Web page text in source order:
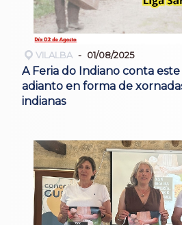
VILALBA 01/08/2025
A Feria do Indiano conta
adianto en forma de
indianas